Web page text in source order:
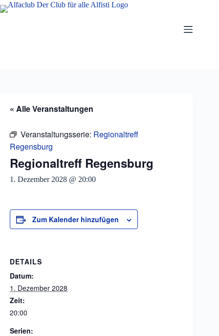
Zum
Inhalt
« Alle Veranstaltungen
Veranstaltungsserie: Regionaltreff
Regensburg
Regionaltreff Regensburg
1. Dezember 2028 @ 20:00
Zum Kalender hinzufügen
DETAILS
Datum:
1. Dezember 2028
Zeit:
20:00
Serien: